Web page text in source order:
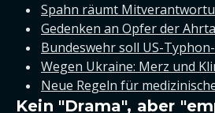
Spahn räumt
Gedenken an Opfer der
Bundeswehr soll US-
Wegen Ukraine: Merz und
Neue Regeln für
Kein "Drama", aber